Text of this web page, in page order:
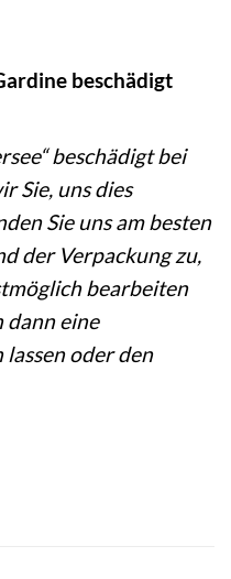
beschädigt
beschädigt bei
Sie, uns dies
Sie uns am besten
der Verpackung zu,
bearbeiten
dann eine
oder den